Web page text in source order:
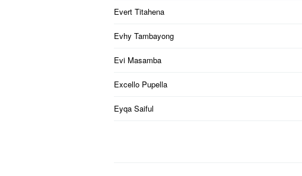
Evert Titahena
Evhy Tambayong
Evi Masamba
Excello Pupella
Eyqa Saiful